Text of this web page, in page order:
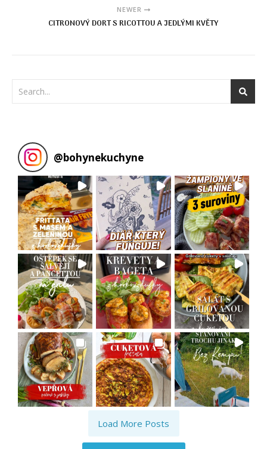
NEWER
CITRONOVÝ DORT S RICOTTOU A JEDLÝMI KVĚTY
@bohynekuchyne
Load More Posts